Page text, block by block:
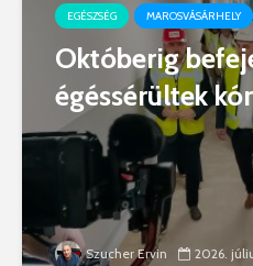
EGÉSZSÉG MAROSVÁSÁRHELY
Októberig
égéssérültek
Szucher Ervin 2026.